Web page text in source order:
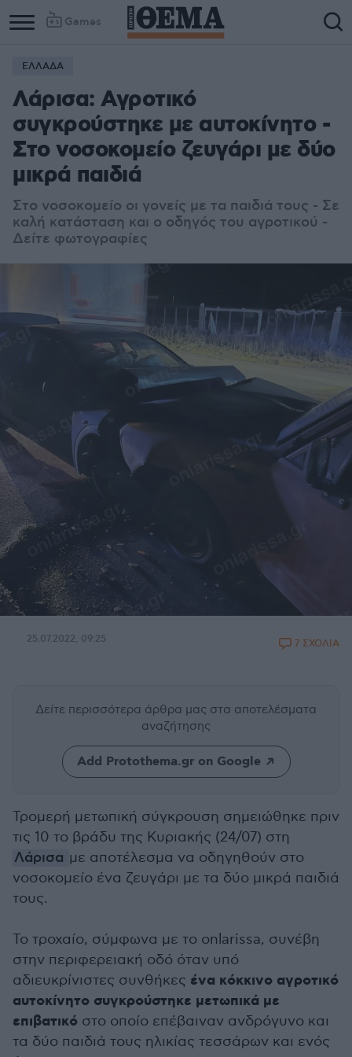
Games
ΕΛΛΑΔΑ
Λάρισα: Αγροτικό
συγκρούστηκε με αυτοκίνητο -
Στο νοσοκομείο ζευγάρι με δύο
μικρά παιδιά
Στο νοσοκομείο οι γονείς με τα παιδιά τους - Σε
καλή κατάσταση και ο οδηγός του αγροτικού -
Δείτε φωτογραφίες
25.07.2022, 09:25 7 ΣΧΟΛΙΑ
Δείτε περισσότερα άρθρα μας στα αποτελέσματα
αναζήτησης
Add Protothema.gr on Google
Τρομερή μετωπική σύγκρουση σημειώθηκε πριν
τις 10 το βράδυ της Κυριακής (24/07) στη
Λάρισα με αποτέλεσμα να οδηγηθούν στο
νοσοκομείο ένα ζευγάρι με τα δύο μικρά παιδιά
τους.
Το τροχαίο, σύμφωνα με το onlarissa, συνέβη
στην περιφερειακή οδό όταν υπό
αδιευκρίνιστες συνθήκες ένα κόκκινο αγροτικό
αυτοκίνητο συγκρούστηκε μετωπικά με
επιβατικό στο οποίο επέβαιναν ανδρόγυνο και
τα δύο παιδιά τους ηλικίας τεσσάρων και ενός